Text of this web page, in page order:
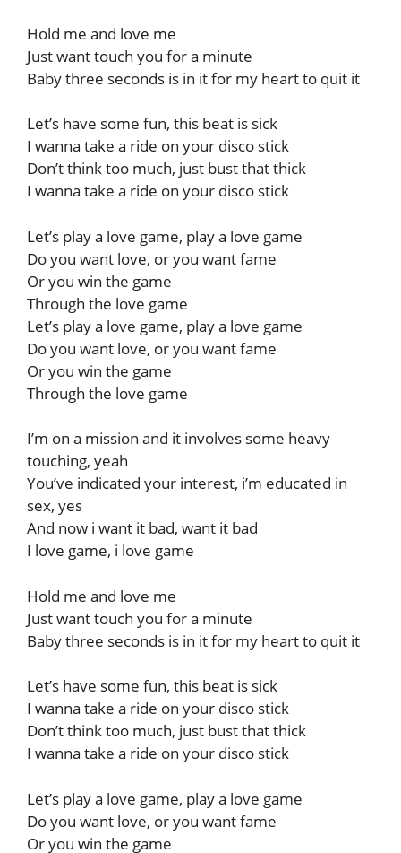
Hold me and love me
Just want touch you for a minute
Baby three seconds is in it for my heart to quit it
Let’s have some fun, this beat is sick
I wanna take a ride on your disco stick
Don’t think too much, just bust that thick
I wanna take a ride on your disco stick
Let’s play a love game, play a love game
Do you want love, or you want fame
Or you win the game
Through the love game
Let’s play a love game, play a love game
Do you want love, or you want fame
Or you win the game
Through the love game
I’m on a mission and it involves some heavy
touching, yeah
You’ve indicated your interest, i’m educated in
sex, yes
And now i want it bad, want it bad
I love game, i love game
Hold me and love me
Just want touch you for a minute
Baby three seconds is in it for my heart to quit it
Let’s have some fun, this beat is sick
I wanna take a ride on your disco stick
Don’t think too much, just bust that thick
I wanna take a ride on your disco stick
Let’s play a love game, play a love game
Do you want love, or you want fame
Or you win the game